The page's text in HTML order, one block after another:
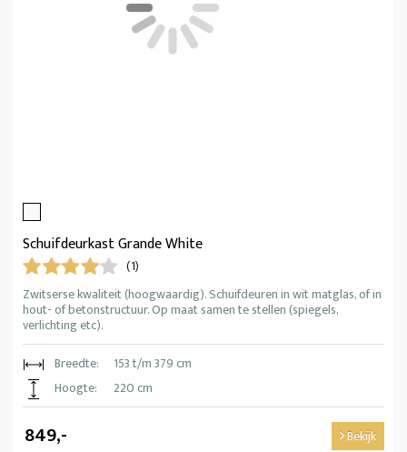
Schuifdeurkast Grande White
(1)
Zwitserse kwaliteit (hoogwaardig). Schuifdeuren in wit matglas, of in
hout- of betonstructuur. Op maat samen te stellen (spiegels,
verlichting etc).
Breedte:
153 t/m 379 cm
Hoogte:
220 cm
849,- Bekijk